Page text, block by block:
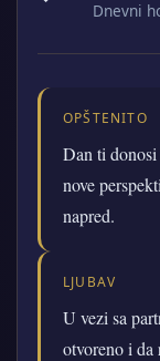
Dnevni
OPŠTENITO
Dan ti
nove
napred.
LJUBAV
U vezi sa
otvoreno i da